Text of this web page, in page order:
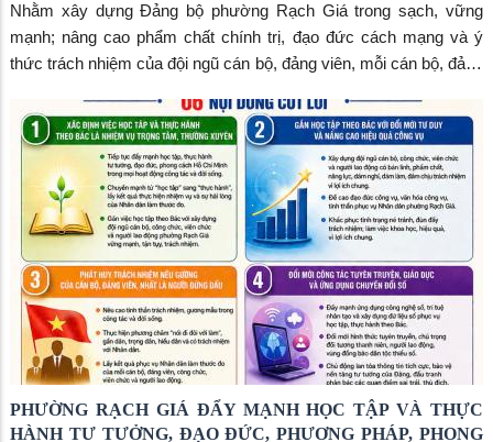
Nhằm xây dựng Đảng bộ phường Rạch Giá trong sạch, vững
mạnh; nâng cao phẩm chất chính trị, đạo đức cách mạng và ý
thức trách nhiệm của đội ngũ cán bộ, đảng viên, mỗi cán bộ, đảng
QĐ/TW ngày 26/7/2026 của Ban Chấp hành Trung ương về 19
điều đảng viên không được làm.
PHƯỜNG RẠCH GIÁ ĐẨY MẠNH HỌC TẬP VÀ THỰC
HÀNH TƯ TƯỞNG, ĐẠO ĐỨC, PHƯƠNG PHÁP, PHONG